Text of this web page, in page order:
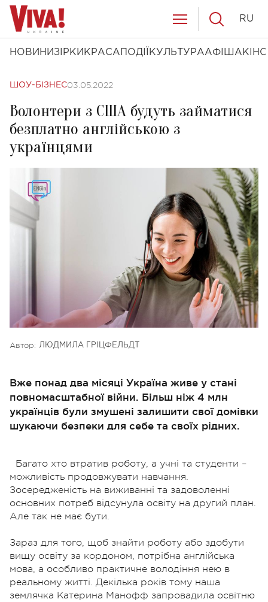
НОВИНИ ЗІРКИ КРАСА ПОДІЇ КУЛЬТУРААФІША КІНО
RU
ШОУ-БІЗНЕС03.05.2022
Волонтери з США будуть займатися
безплатно англійською з
українцями
Автор: ЛЮДМИЛА ГРІЦФЕЛЬДТ
Вже понад два місяці Україна живе у стані
повномасштабної війни. Більш ніж 4 млн
українців були змушені залишити свої домівки
шукаючи безпеки для себе та своїх рідних.
Багато хто втратив роботу, а учні та студенти –
можливість продовжувати навчання.
Зосередженість на виживанні та задоволенні
основних потреб відсунула освіту на другий план.
Але так не має бути.
Зараз для того, щоб знайти роботу або здобути
вищу освіту за кордоном, потрібна англійська
мова, а особливо практичне володіння нею в
реальному житті. Декілька років тому наша
землячка Катерина Манофф запровадила освітню